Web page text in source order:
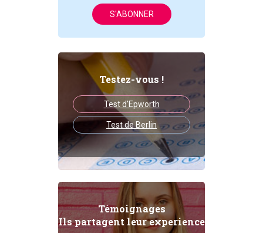
S'ABONNER
Testez-vous !
Test d'Epworth
Test de Berlin
Témoignages
Ils partagent leur experience